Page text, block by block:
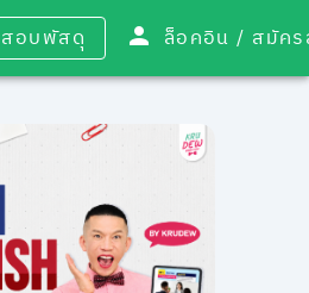
อบพัสดุ ล็อคอิน /